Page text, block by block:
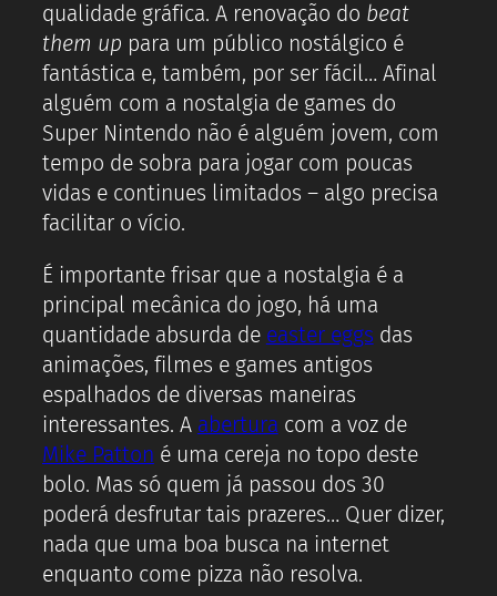
qualidade gráfica. A renovação do beat
them up para um público nostálgico é
fantástica e, também, por ser fácil… Afinal
alguém com a nostalgia de games do
Super Nintendo não é alguém jovem, com
tempo de sobra para jogar com poucas
vidas e continues limitados – algo precisa
facilitar o vício.
É importante frisar que a nostalgia é a
principal mecânica do jogo, há uma
quantidade absurda de easter eggs das
animações, filmes e games antigos
espalhados de diversas maneiras
interessantes. A abertura com a voz de
Mike Patton é uma cereja no topo deste
bolo. Mas só quem já passou dos 30
poderá desfrutar tais prazeres… Quer dizer,
nada que uma boa busca na internet
enquanto come pizza não resolva.